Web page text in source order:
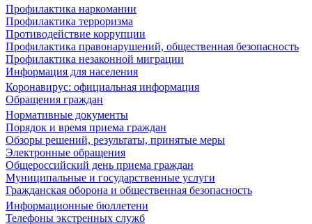
Профилактика наркомании
Профилактика терроризма
Противодействие коррупции
Профилактика правонарушений, общественная безопасность
Профилактика незаконной миграции
Информация для населения
Коронавирус: официальная информация
Обращения граждан
Нормативные документы
Порядок и время приема граждан
Обзоры решений, результаты, принятые меры
Электронные обращения
Общероссийский день приема граждан
Муниципальные и государственные услуги
Гражданская оборона и общественная безопасность
Информационные бюллетени
Телефоны экстренных служб